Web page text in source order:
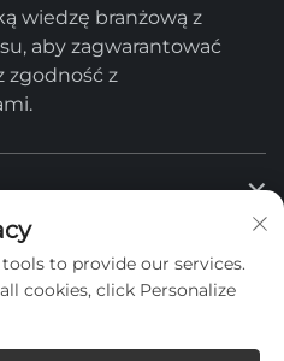
wiedzę branżową z
aby zagwarantować
zgodność z
to provide our services.
cookies, click Personalize